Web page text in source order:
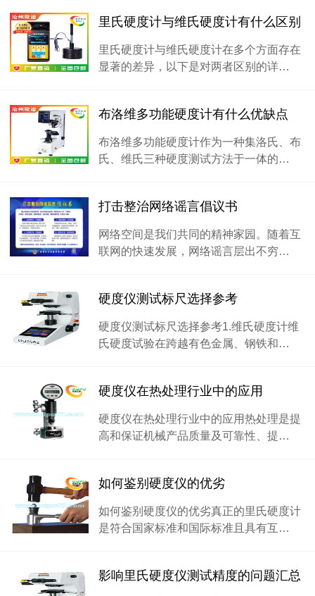
里氏硬度计与维氏硬度计有什么区别
里氏硬度计与维氏硬度计在多个方面存在
显著的差异，以下是对两者区别的详…
布洛维多功能硬度计有什么优缺点
布洛维多功能硬度计作为一种集洛氏、布
氏、维氏三种硬度测试方法于一体的…
打击整治网络谣言倡议书
网络空间是我们共同的精神家园。随着互
联网的快速发展，网络谣言层出不穷…
硬度仪测试标尺选择参考
硬度仪测试标尺选择参考1.维氏硬度计维
氏硬度试验在跨越有色金属、钢铁和…
硬度仪在热处理行业中的应用
硬度仪在热处理行业中的应用热处理是提
高和保证机械产品质量及可靠性、提…
如何鉴别硬度仪的优劣
如何鉴别硬度仪的优劣真正的里氏硬度计
是符合国家标准和国际标准且具有互…
影响里氏硬度仪测试精度的问题汇总